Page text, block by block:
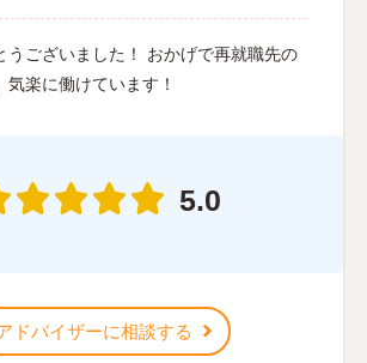
うございました！ おかげで再就職先の
楽に働けています！
5.0
ドバイザーに相談する